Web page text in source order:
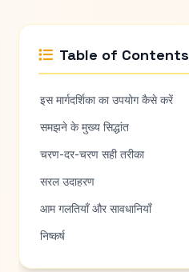
Table of Contents
इस मार्गदर्शिका का उपयोग कैसे करें
समझने के मुख्य सिद्धांत
चरण-दर-चरण सही तरीका
सरल उदाहरण
आम गलतियाँ और सावधानियाँ
निष्कर्ष